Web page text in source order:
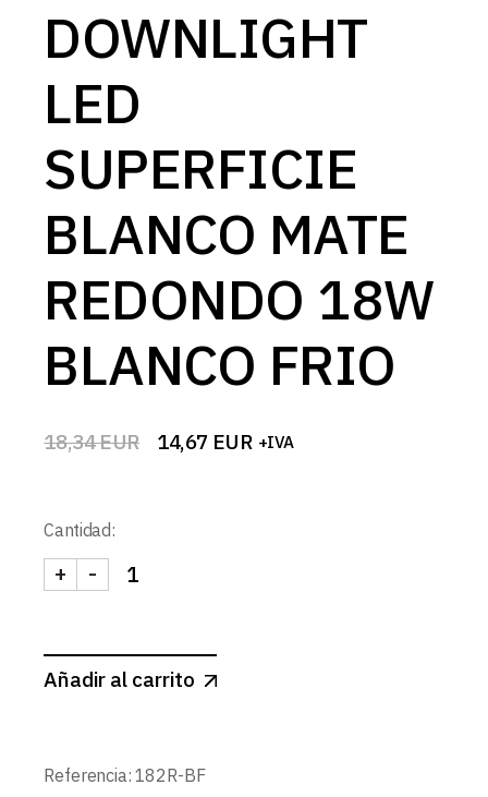
DOWNLIGHT
LED
SUPERFICIE
BLANCO MATE
REDONDO 18W
BLANCO FRIO
18,34EUR
El
18,34 EUR.
14,67 EUR
El
14,67 EUR.
+IVA
Cantidad:
DOWNLIGHT LED SUPERFICIE BLANCO MATE
-
+
Añadir al carrito
Referencia: 182R-BF